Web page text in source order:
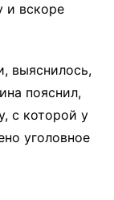
и вскоре
выяснилось,
пояснил,
с которой у
уголовное